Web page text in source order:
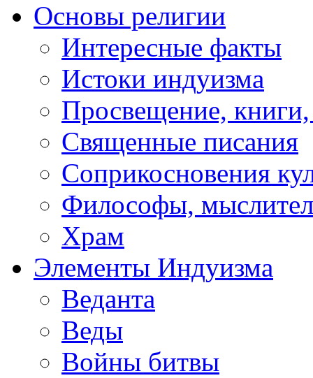
Основы религии
Интересные факты
Истоки индуизма
Просвещение, книги,
Священные писания
Соприкосновения
Философы,
Храм
Элементы Индуизма
Веданта
Веды
Войны битвы